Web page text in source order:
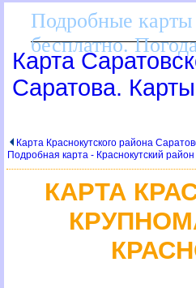
Подробные карты
есплатно.
Карта
Саратова.
Карта Краснокутского района
Подробная карта - Краснокутский район
КАРТА